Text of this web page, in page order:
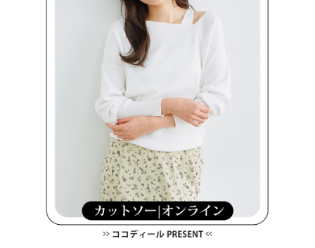
權轉讓予恩沛科技股份有限公司。
２．關於個人資料處理事宜，請瀏覽以下網址：
https://aftee.tw/terms/#terms3
３．未成年的使用者請事先徵得法定代理人或監護人之同意方可使用
「AFTEE先享後付」，若未經同意申辦者引起之損失，本公司不負相關責
４．使用「AFTEE先享後付」時，將依據個別帳號之用戶狀況，依本公司即
時審查核予不同之上限額度；若仍有額度不足之情形，本公司將視審查結果
請求用戶進行身份認證。
５．嚴禁一人註冊多個帳號或使用他人資訊註冊。若發現惡意使用之情形，
恩沛科技股份有限公司將有權停止該用戶之使用額度並採取法律行動。